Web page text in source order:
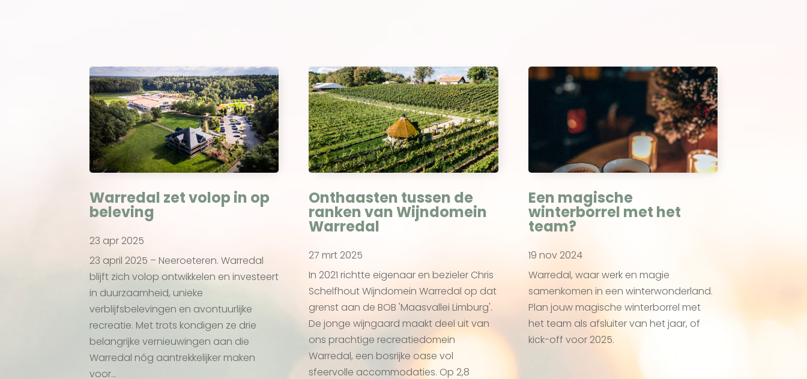
Warredal zet volop in op
beleving
23 apr 2025
23 april 2025 – Neeroeteren. Warredal
blijft zich volop ontwikkelen en investeert
in duurzaamheid, unieke
verblijfsbelevingen en avontuurlijke
recreatie. Met trots kondigen ze drie
belangrijke vernieuwingen aan die
Warredal nóg aantrekkelijker maken
voor...
Onthaasten tussen de
ranken van Wijndomein
Warredal
27 mrt 2025
In 2021 richtte eigenaar en bezieler Chris
Schelfhout Wijndomein Warredal op dat
grenst aan de BOB 'Maasvallei Limburg'.
De jonge wijngaard maakt deel uit van
ons prachtige recreatiedomein
Warredal, een bosrijke oase vol
sfeervolle accommodaties. Op 2,8
Een magische
winterborrel met het
team?
19 nov 2024
Warredal, waar werk en magie
samenkomen in een winterwonderland.
Plan jouw magische winterborrel met
het team als afsluiter van het jaar, of
kick-off voor 2025.